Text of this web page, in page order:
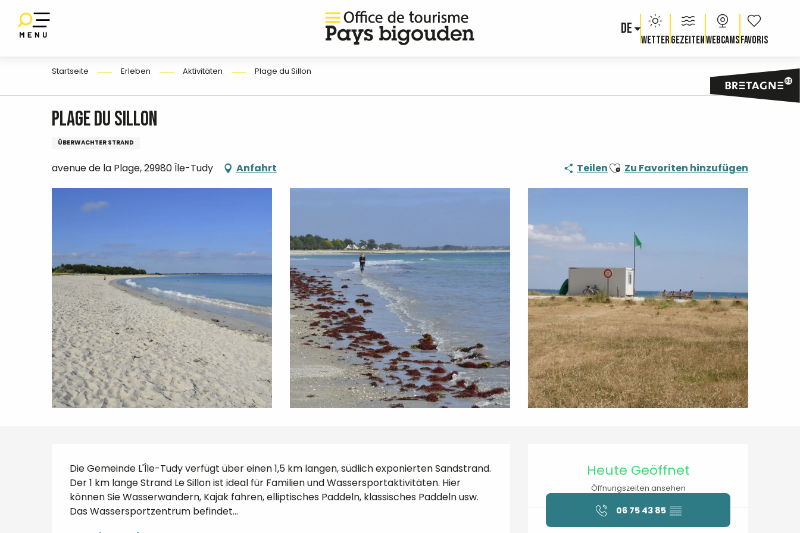
contenu
DE
WetterGezeitenWebcams Voir les
Startseite Erleben Aktivitäten Plage du Sillon
Plage du Sillon
ÜBERWACHTER STRAND
avenue de la Plage, 29980 Île-Tudy Anfahrt TeilenAjouter aux favoris
Zu Favoriten hinzufügen
Öffnungszeiten & Kontaktdaten
Heute Geöffnet
Öffnungszeiten ansehen
06 75 43 85 ▒▒
Beschreibung
Die Gemeinde L'Île-Tudy verfügt über einen 1,5 km langen, südlich exponierten Sandstrand.
Der 1 km lange Strand Le Sillon ist ideal für Familien und Wassersportaktivitäten. Hier
können Sie Wasserwandern, Kajak fahren, elliptisches Paddeln, klassisches Paddeln usw.
Das Wassersportzentrum befindet...